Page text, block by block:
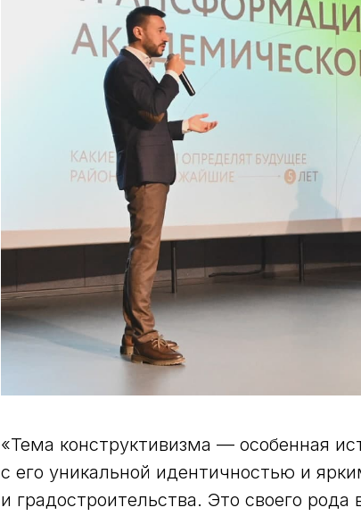
«Тема конструктивизма — особенная
с его уникальной идентичностью и
и градостроительства. Это своего рода